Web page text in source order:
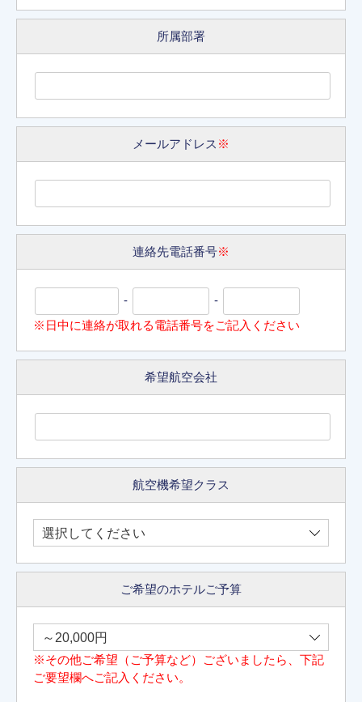
所属部署
メールアドレス ※
連絡先電話番号※
-
-
※日中に連絡が取れる電話番号をご記入ください
希望航空会社
航空機希望クラス
ご希望のホテルご予算
※その他ご希望（ご予算など）ございましたら、下記
ご要望欄へご記入ください。